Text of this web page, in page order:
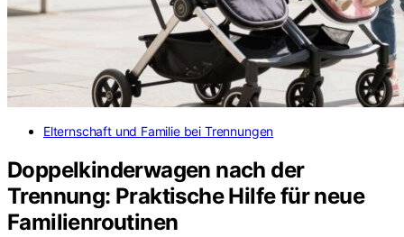
Elternschaft und Familie bei Trennungen
Doppelkinderwagen nach der
Trennung: Praktische Hilfe für neue
Familienroutinen